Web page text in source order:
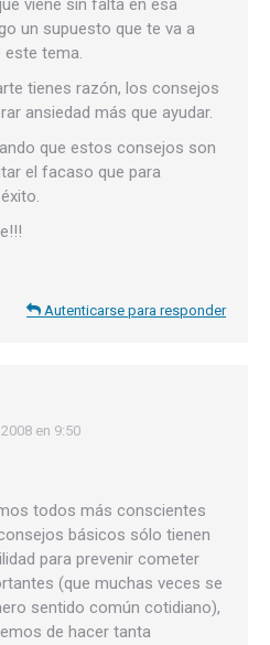
viene sin falta en esa
un supuesto que te va a
este tema.
tienes razón, los consejos
ansiedad más que ayudar.
que estos consejos son
el facaso que para
Autenticarse para responder
en 9:50
todos más conscientes
básicos sólo tienen
para prevenir cometer
(que muchas veces se
sentido común cotidiano),
de hacer tanta